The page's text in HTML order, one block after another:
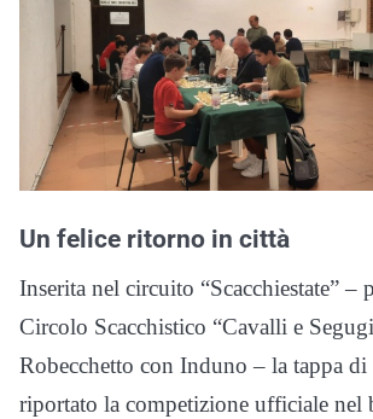
Un felice ritorno in città
Inserita nel circuito “Scacchiestate” –
Circolo Scacchistico “Cavalli e
Robecchetto con Induno – la tappa di
riportato la competizione ufficiale nel